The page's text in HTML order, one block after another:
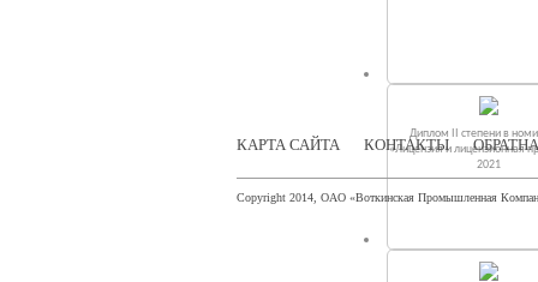
Диплом II степени в
«Лицензия и лицензионная
2021
КАРТА САЙТА КОНТАКТЫ
Copyright 2014, ОАО «Воткинская Промышленная